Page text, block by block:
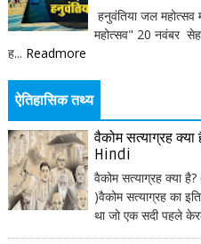
हनुवंतिया जल
महोत्सव" 20 नवंबर
ह... Readmore
ऐतिहासिक तथ्य
वैकोम सत्याग्रह
Hindi
वैकोम सत्याग्रह क्या
)वैकोम सत्याग्रह का
था जो एक सदी पहले